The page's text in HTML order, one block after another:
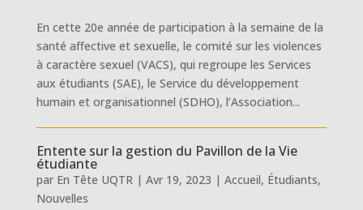
En cette 20e année de participation à la semaine de la
santé affective et sexuelle, le comité sur les violences
à caractère sexuel (VACS), qui regroupe les Services
aux étudiants (SAE), le Service du développement
humain et organisationnel (SDHO), l’Association...
Entente sur la gestion du Pavillon de la Vie
étudiante
par En Tête UQTR| Avr 19, 2023 | Accueil, Étudiants,
Nouvelles